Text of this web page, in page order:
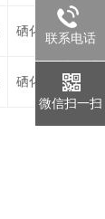
硒化锌
硒化锌
联系电话
微信扫一扫